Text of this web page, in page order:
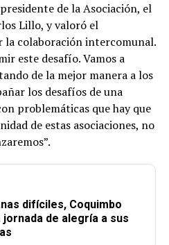
de la Asociación, el
Lillo, y valoró el
la colaboración intercomunal.
este desafío. Vamos a
de la mejor manera a los
los desafíos de una
problemáticas que hay que
de estas asociaciones, no
difíciles, Coquimbo
de alegría a sus